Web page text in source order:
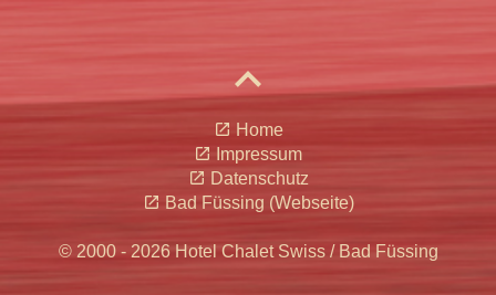
expand_less
open_in_new Home
open_in_new Impressum
open_in_new Datenschutz
open_in_new Bad Füssing (Webseite)
© 2000 - 2026 Hotel Chalet Swiss / Bad Füssing